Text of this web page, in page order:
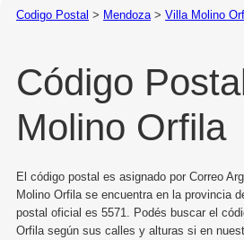
Codigo Postal > Mendoza > Villa Molino
Código
Molino Orfila
El código postal es asignado por Correo
Molino Orfila se encuentra en la provincia
postal oficial es 5571. Podés buscar el
Orfila según sus calles y alturas si en